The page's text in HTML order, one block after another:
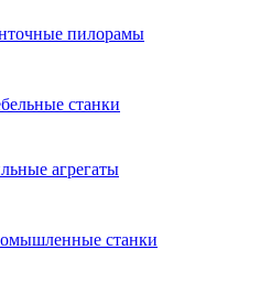
пилорамы
станки
агрегаты
станки